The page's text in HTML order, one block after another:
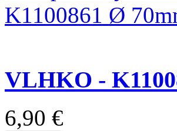
VLHKO -
6,90 €